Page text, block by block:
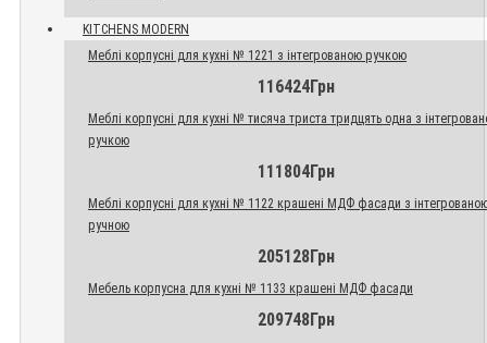
KITCHENS MODERN
Меблі корпусні для кухні № 1221 з інтегрованою ручкою
116424Грн
Меблі корпусні для кухні № тисяча триста тридцять одна з
ручкою
111804Грн
Меблі корпусні для кухні № 1122 крашені МДФ фасади з
ручною
205128Грн
Мебель корпусна для кухні № 1133 крашені МДФ фасади
209748Грн